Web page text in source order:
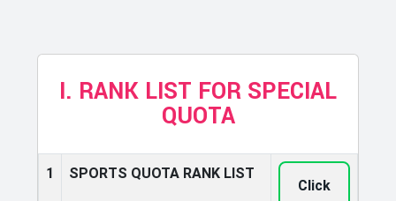
I. RANK LIST FOR SPECIAL
QUOTA
1 SPORTS QUOTA RANK LIST
Click